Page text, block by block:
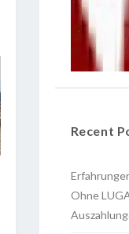
Recent
Ohne